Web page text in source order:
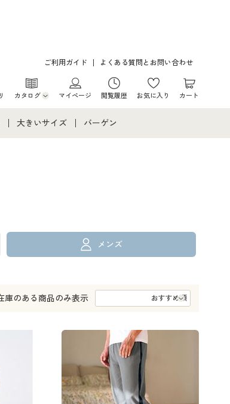
ご利用ガイド よくある質問とお問い合わせ
カタログ
チラシからのご注文
マイページ 閲覧履歴 お気に入り カート
ンズ下着
大きいサイズ
大きいサイズ メンズ
バーゲン
メンズ
庫のある商品のみ表示